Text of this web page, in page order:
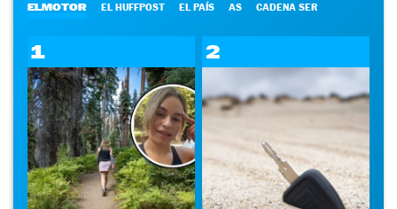
ELMOTOR EL HUFFPOST EL PAÍS AS CADENA SER
1 2